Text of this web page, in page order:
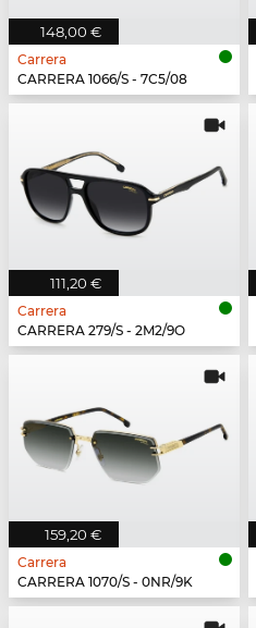
148,00 €
Carrera
CARRERA 1066/S - 7C5/08
111,20 €
Carrera
CARRERA 279/S - 2M2/9O
159,20 €
Carrera
CARRERA 1070/S - 0NR/9K